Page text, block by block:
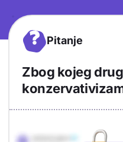
? Pitanje
Zbog kojeg
Odgovor
Objašnjenje